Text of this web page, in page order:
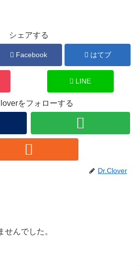
シェアする
Facebook はてブ
LINE
をフォローする
Dr.Clover
せんでした。